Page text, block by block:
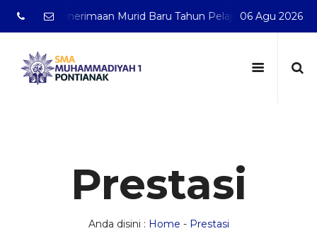
Penerimaan Murid Baru Tahun Pelajaran 2026/2027
06 Agu 2026
Prestasi
Anda disini : Home - Prestasi